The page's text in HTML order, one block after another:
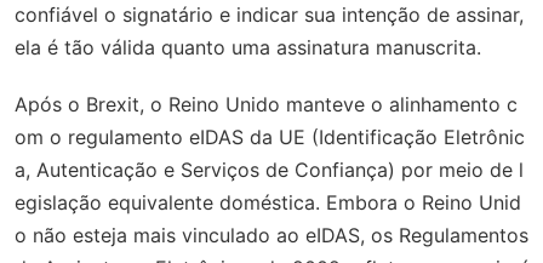
confiável o signatário e indicar sua intenção de assinar,
ela é tão válida quanto uma assinatura manuscrita.
Após o Brexit, o Reino Unido manteve o alinhamento c
om o regulamento eIDAS da UE (Identificação Eletrônic
a, Autenticação e Serviços de Confiança) por meio de l
egislação equivalente doméstica. Embora o Reino Unid
o não esteja mais vinculado ao eIDAS, os Regulamentos